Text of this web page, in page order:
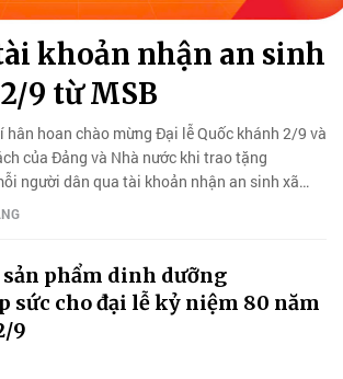
khoản nhận an sinh
9 từ MSB
hân hoan chào mừng Đại lễ Quốc khánh 2/9 và
của Đảng và Nhà nước khi trao tặng
người dân qua tài khoản nhận an sinh xã
sản phẩm dinh dưỡng
cho đại lễ kỷ niệm 80 năm
9